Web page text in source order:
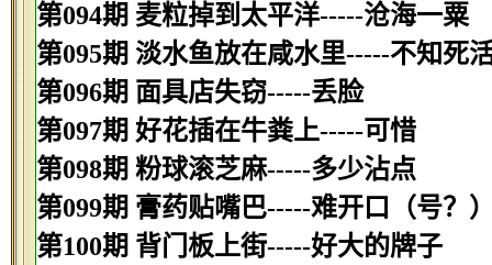
第094期 麦粒掉到太平洋-----沧海一粟
第095期 淡水鱼放在咸水里-----不知死
第096期 面具店失窃-----丢脸
第097期 好花插在牛粪上-----可惜
第098期 粉球滚芝麻-----多少沾点
第099期 膏药贴嘴巴-----难开口（号？
第100期 背门板上街-----好大的牌子